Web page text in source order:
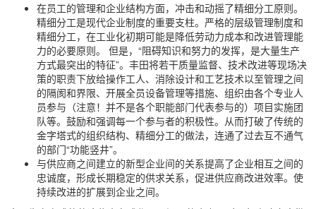
在员工的管理和企业结构方面，冲击和动摇了精细分工原则。
精细分工是现代企业制度的重要支柱。严格的层级管理制度和
精细分工，在工业化初期可能是降低劳动力成本和改进管理能
力的必要原则。 但是，“阻碍知识和努力的发挥，是大量生产
方式最突出的特征”。丰田将若干质量监督、技术改进等现场决
策的职责下放给操作工人、消除设计和工艺技术以至管理之间
的隔阂和界限、开展全员设备管理等措施、组织由各个专业人
员参与（注意！并不是各个职能部门代表参与的）项目实施团
队等。鼓励和强调每一个参与者的积极性。从而打破了传统的
金字塔式的组织结构、精细分工的做法，连通了过去互不通气
的部门“功能竖井”。
与供应商之间建立的新型企业间的关系提高了企业相互之间的
忠诚度，形成长期稳定的供求关系，促进供应商改进效率。使
持续改进的扩展到企业之间。